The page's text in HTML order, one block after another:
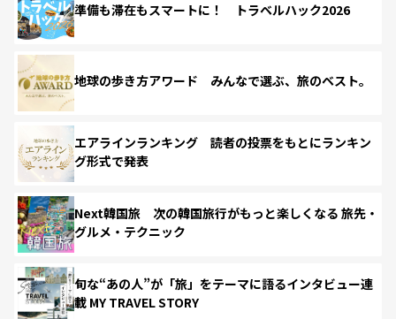
準備も滞在もスマートに！ トラベルハック2026
地球の歩き方アワード みんなで選ぶ、旅のベスト。
エアラインランキング 読者の投票をもとにランキン
グ形式で発表
Next韓国旅 次の韓国旅行がもっと楽しくなる 旅先・
グルメ・テクニック
旬な“あの人”が「旅」をテーマに語るインタビュー連
載 MY TRAVEL STORY